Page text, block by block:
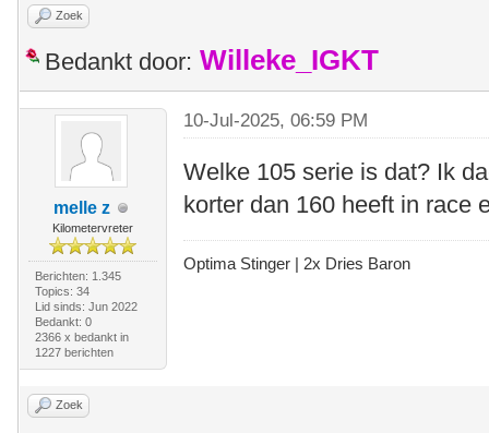
Zoek
Bedankt door: Willeke_IGKT
melle z
Kilometervreter
Berichten: 1.345
Topics: 34
Lid sinds: Jun 2022
Bedankt: 0
2366 x bedankt in
1227 berichten
10-Jul-2025, 06:59 PM
Welke 105 serie is dat? Ik
korter dan 160 heeft in race
Optima Stinger | 2x Dries Baron
Zoek